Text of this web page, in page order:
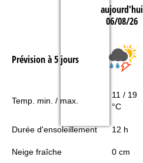
aujourd'hui
06/08/26
Prévision à 5 jours
Temp. min. / max.
11 / 19
°C
Durée d'ensoleillement
12 h
Neige fraîche 0 cm